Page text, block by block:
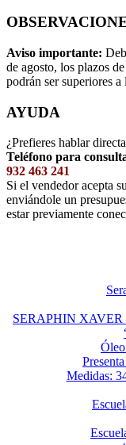
Aviso importante:
de agosto, los plazos
podrán ser superiores
AYUDA
¿Prefieres hablar
Teléfono para
932 463 241
Si el vendedor acepta
enviándole un
estar previamente
SERAPHIN XAVER
Medidas: